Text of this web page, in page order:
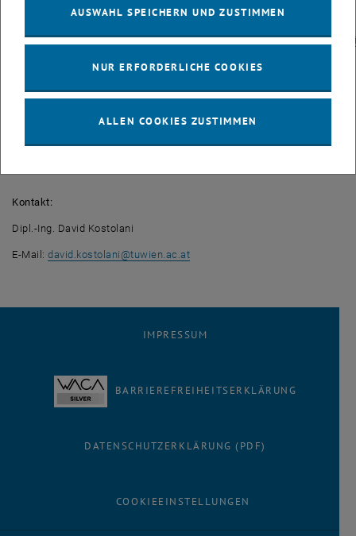
https://new.siemens.com/at/de/unternehmen/themenfelder/
https://www.mobility.siemens.com/at/de.html
Universität Innsbruck, Institut für Mechatronik, Professur für
Kontakt:
Dipl.-Ing. David Kostolani
E-Mail:david.kostolani @tuwien.ac.at
IMPRESSUM
BARRIEREFREIHEITSERKLÄRUNG
DATENSCHUTZERKLÄRUNG (PDF)
COOKIEEINSTELLUNGEN
AUSWAHL SPEICHERN UND ZUSTIMMEN
NUR ERFORDERLICHE COOKIES
ALLEN COOKIES ZUSTIMMEN